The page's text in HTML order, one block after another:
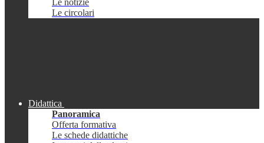
Le notizie
Le circolari
Didattica
Panoramica
Offerta formativa
Le schede didattiche